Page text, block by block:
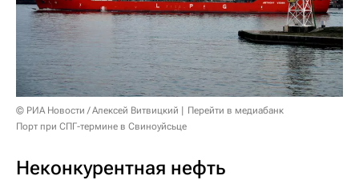
© РИА Новости / Алексей Витвицкий
Перейти в медиабанк
Порт при СПГ-термине в Свиноуйсьце
Неконкурентная нефть